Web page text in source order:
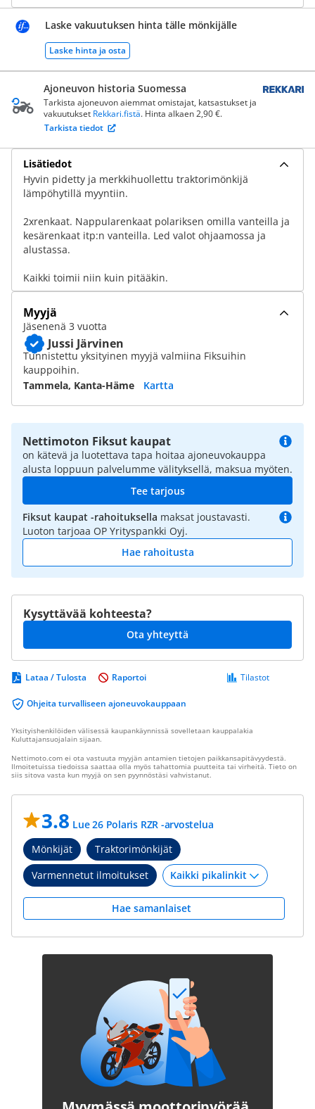
Laske vakuutuksen hinta tälle mönkijälle
Laske hinta ja osta
Ajoneuvon historia Suomessa
Tarkista ajoneuvon aiemmat omistajat, katsastukset ja
vakuutukset Rekkari.fistä. Hinta alkaen 2,90 €.
Tarkista tiedot
Lisätiedot
Hyvin pidetty ja merkkihuollettu traktorimönkijä
lämpöhytillä myyntiin.
2xrenkaat. Nappularenkaat polariksen omilla vanteilla ja
kesärenkaat itp:n vanteilla. Led valot ohjaamossa ja
alustassa.
Kaikki toimii niin kuin pitääkin.
Myyjä
Jäsenenä 3 vuotta
Jussi Järvinen
Tunnistettu yksityinen myyjä valmiina Fiksuihin
kauppoihin.
Tammela, Kanta-Häme
Kartta
Nettimoton Fiksut kaupat
on kätevä ja luotettava tapa hoitaa ajoneuvokauppa
alusta loppuun palvelumme välityksellä, maksua myöten.
Tee tarjous
Fiksut kaupat -rahoituksella maksat joustavasti.
Luoton tarjoaa OP Yrityspankki Oyj.
Hae rahoitusta
Kysyttävää kohteesta?
Ota yhteyttä
Lataa / Tulosta
Ohjeita turvalliseen ajoneuvokauppaan
Tilastot
Raportoi
Yksityishenkilöiden välisessä kaupankäynnissä sovelletaan kauppalakia
Kuluttajansuojalain sijaan.
Nettimoto.com ei ota vastuuta myyjän antamien tietojen paikkansapitävyydestä.
Ilmoitetuissa tiedoissa saattaa olla myös tahattomia puutteita tai virheitä. Tieto on
siis sitova vasta kun myyjä on sen pyynnöstäsi vahvistanut.
3.8 Lue 26 Polaris RZR -arvostelua
Mönkijät
Traktorimönkijät
Varmennetut ilmoitukset
Hae samanlaiset